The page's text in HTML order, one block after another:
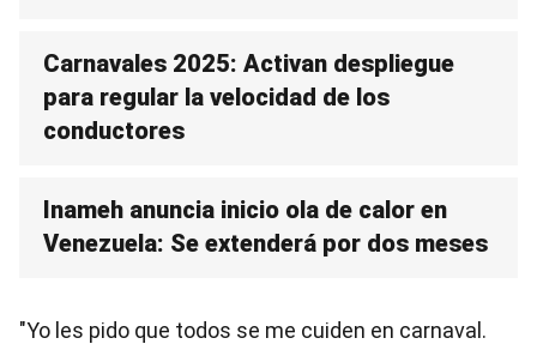
Carnavales 2025: Activan despliegue
para regular la velocidad de los
conductores
Inameh anuncia inicio ola de calor en
Venezuela: Se extenderá por dos meses
"Yo les pido que todos se me cuiden en carnaval.